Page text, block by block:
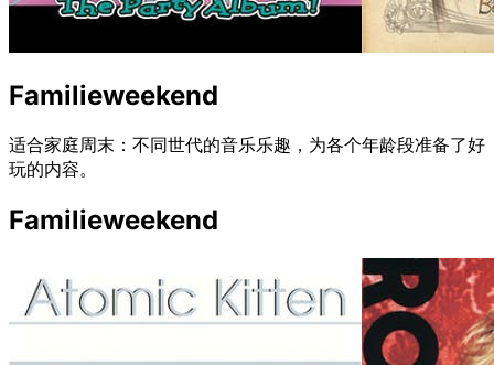
Familieweekend
适合家庭周末：不同世代的音乐乐趣，为各个年龄段准备了好
玩的内容。
Familieweekend